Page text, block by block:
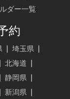
ダー一覧
約
埼玉県
北海道
静岡県
新潟県